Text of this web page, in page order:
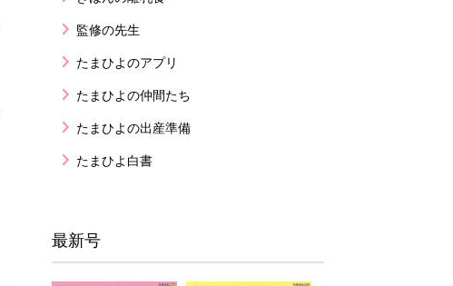
監修の先生
たまひよのアプリ
たまひよの仲間たち
たまひよの出産準備
たまひよ白書
最新号